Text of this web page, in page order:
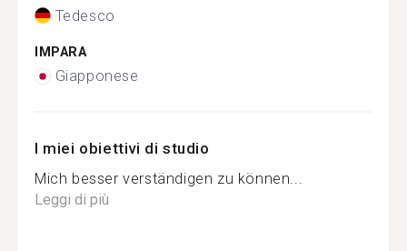
Tedesco
IMPARA
Giapponese
I miei obiettivi di studio
Mich besser verständigen zu können...
Leggi di più